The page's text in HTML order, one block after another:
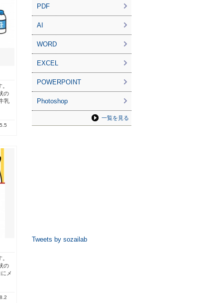
⠀
の
乳
⠀
の
メ
PDF
AI
WORD
EXCEL
POWERPOINT
Photoshop
一覧を見る
Tweets by sozailab